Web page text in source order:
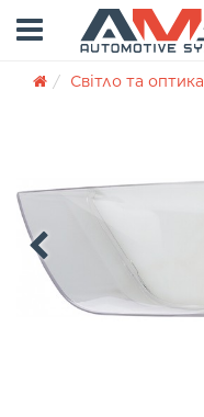
Світло та оптика